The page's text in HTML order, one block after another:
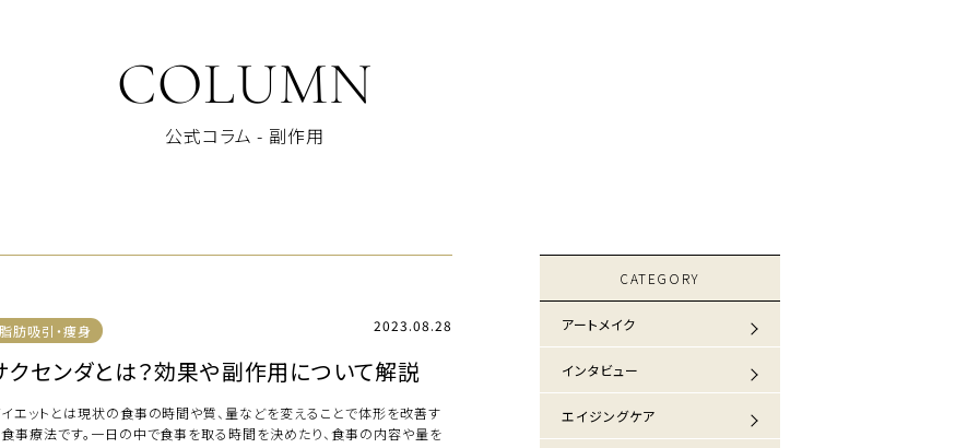
COLUMN
公式コラム - 副作用
脂肪吸引・痩身 2023.08.28
クセンダとは？効果や副作用について解説
エットとは現状の食事の時間や質、量などを変えることで体形を改善す
事療法です。一日の中で食事を取る時間を決めたり、食事の内容や量を
CATEGORY
アートメイク
インタビュー
エイジングケア